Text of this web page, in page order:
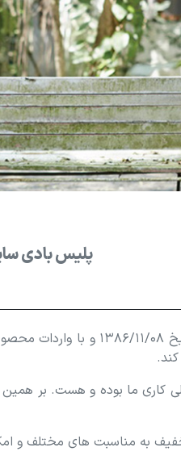
پلیس بادی
شرکت میهن تاج قشم
کاری ما بوده و هست. بر
به مناسبت های مختلف و